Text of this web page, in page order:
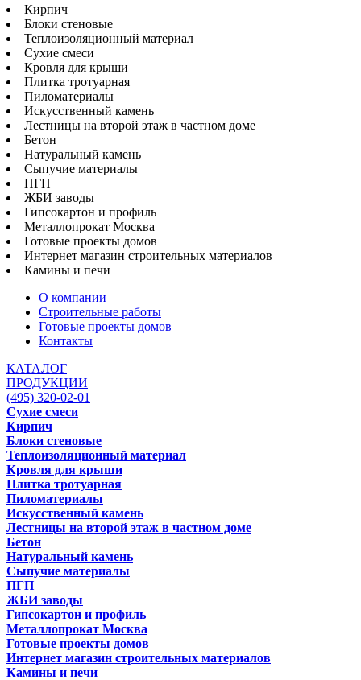
Кирпич
Блоки стеновые
Теплоизоляционный материал
Сухие смеси
Кровля для крыши
Плитка тротуарная
Пиломатериалы
Искусственный камень
Лестницы на второй этаж в частном доме
Бетон
Натуральный камень
Сыпучие материалы
ПГП
ЖБИ заводы
Гипсокартон и профиль
Металлопрокат Москва
Готовые проекты домов
Интернет магазин строительных материалов
Камины и печи
О компании
Строительные работы
Готовые проекты домов
Контакты
КАТАЛОГ
ПРОДУКЦИИ
(495) 320-02-01
Сухие смеси
Кирпич
Блоки стеновые
Теплоизоляционный материал
Кровля для крыши
Плитка тротуарная
Пиломатериалы
Искусственный камень
Лестницы на второй этаж в частном доме
Бетон
Натуральный камень
Сыпучие материалы
ПГП
ЖБИ заводы
Гипсокартон и профиль
Металлопрокат Москва
Готовые проекты домов
Интернет магазин строительных материалов
Камины и печи